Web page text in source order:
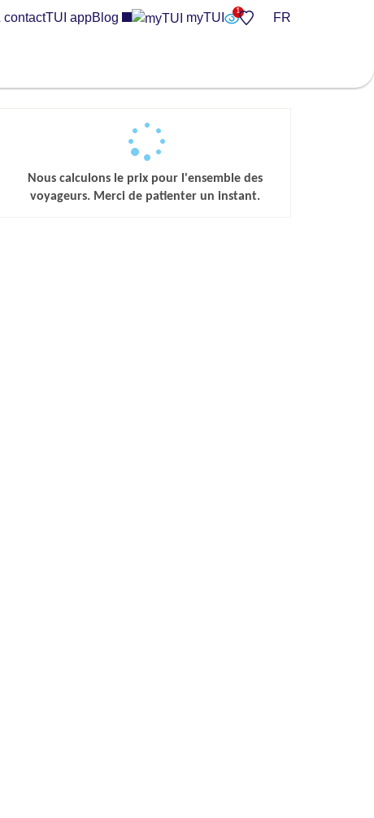
contactTUI appBlog myTUI FR
Nous calculons le prix pour l'ensemble des
voyageurs. Merci de patienter un instant.